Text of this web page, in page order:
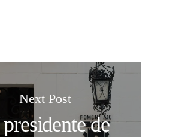
Next Post
de